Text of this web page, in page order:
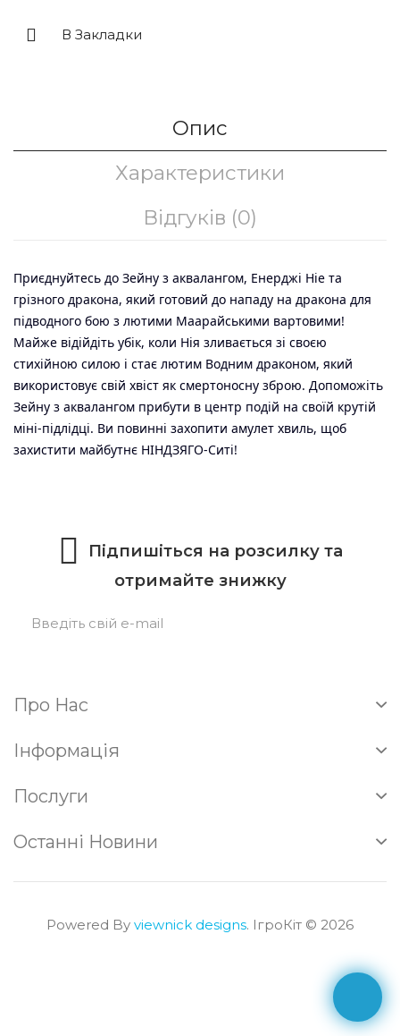
В Закладки
Опис
Характеристики
Відгуків (0)
Приєднуйтесь до Зейну з аквалангом, Енерджі Ніе та
грізного дракона, який готовий до нападу на дракона для
підводного бою з лютими Маарайськими вартовими!
Майже відійдіть убік, коли Нія зливається зі своєю
стихійною силою і стає лютим Водним драконом, який
використовує свій хвіст як смертоносну зброю. Допоможіть
Зейну з аквалангом прибути в центр подій на своїй крутій
міні-підлідці. Ви повинні захопити амулет хвиль, щоб
захистити майбутнє НІНДЗЯГО-Ситі!
Підпишіться на розсилку та
отримайте знижку
Про Нас
Інформація
Послуги
Останні Новини
Powered By viewnick designs. ІгроКіт © 2026